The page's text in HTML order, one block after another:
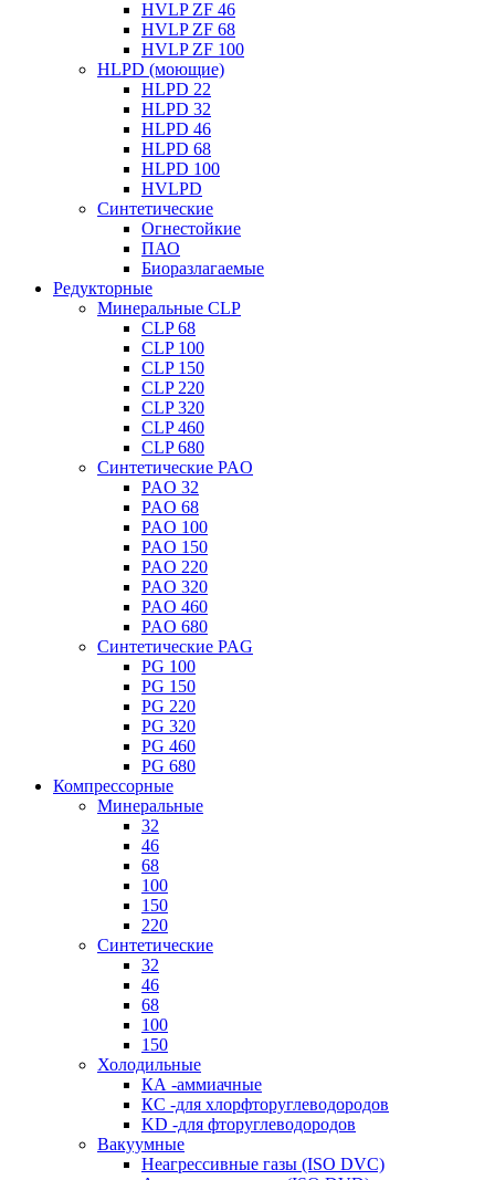
HVLP ZF 46
HVLP ZF 68
HVLP ZF 100
HLPD (моющие)
HLPD 22
HLPD 32
HLPD 46
HLPD 68
HLPD 100
HVLPD
Синтетические
Огнестойкие
ПАО
Биоразлагаемые
Редукторные
Минеральные CLP
CLP 68
CLP 100
CLP 150
CLP 220
CLP 320
CLP 460
CLP 680
Синтетические PAO
PAO 32
PAO 68
PAO 100
PAO 150
PAO 220
PAO 320
PAO 460
PAO 680
Синтетические PAG
PG 100
PG 150
PG 220
PG 320
PG 460
PG 680
Компрессорные
Минеральные
32
46
68
100
150
220
Синтетические
32
46
68
100
150
Холодильные
КА -аммиачные
КС -для хлорфторуглеводородов
KD -для фторуглеводородов
Вакуумные
Неагрессивные газы (ISO DVC)